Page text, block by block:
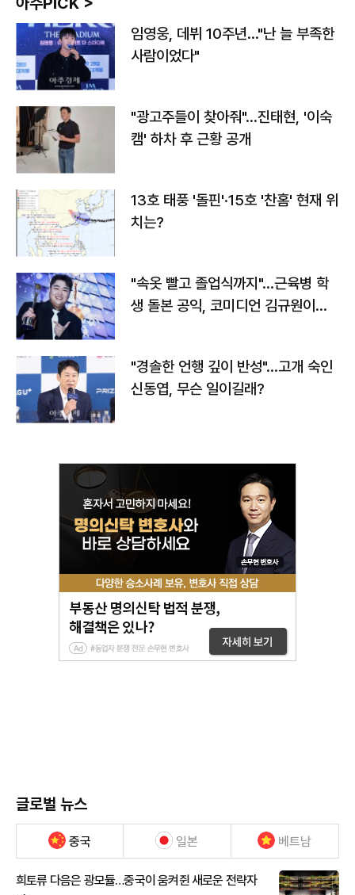
임영웅, 데뷔 10주년…"난 늘 부족한
사람이었다"
"광고주들이 찾아줘"…진태현, '이숙
캠' 하차 후 근황 공개
13호 태풍 '돌핀'·15호 '찬홈' 현재 위
치는?
"속옷 빨고 졸업식까지"…근육병 학
생 돌본 공익, 코미디언 김규원이었
"경솔한 언행 깊이 반성"…고개 숙인
신동엽, 무슨 일이길래?
글로벌 뉴스
중국 일본 베트남
희토류 다음은 광모듈…중국이 움켜쥔 새로운 전략자